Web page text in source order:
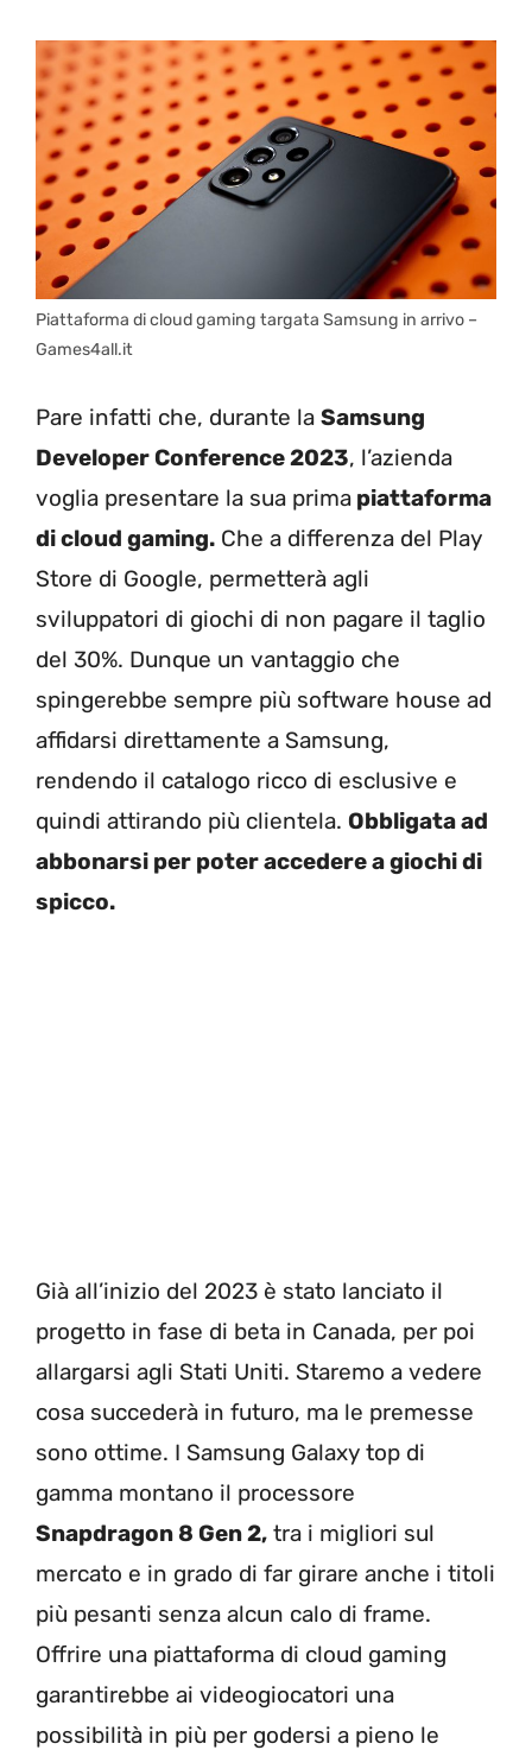
Piattaforma di cloud gaming targata Samsung in arrivo –
Games4all.it
Pare infatti che, durante la Samsung
Developer Conference 2023, l’azienda
voglia presentare la sua prima piattaforma
di cloud gaming. Che a differenza del Play
Store di Google, permetterà agli
sviluppatori di giochi di non pagare il taglio
del 30%. Dunque un vantaggio che
spingerebbe sempre più software house ad
affidarsi direttamente a Samsung,
rendendo il catalogo ricco di esclusive e
quindi attirando più clientela. Obbligata ad
abbonarsi per poter accedere a giochi di
spicco.
Già all’inizio del 2023 è stato lanciato il
progetto in fase di beta in Canada, per poi
allargarsi agli Stati Uniti. Staremo a vedere
cosa succederà in futuro, ma le premesse
sono ottime. I Samsung Galaxy top di
gamma montano il processore
Snapdragon 8 Gen 2, tra i migliori sul
mercato e in grado di far girare anche i titoli
più pesanti senza alcun calo di frame.
Offrire una piattaforma di cloud gaming
garantirebbe ai videogiocatori una
possibilità in più per godersi a pieno le